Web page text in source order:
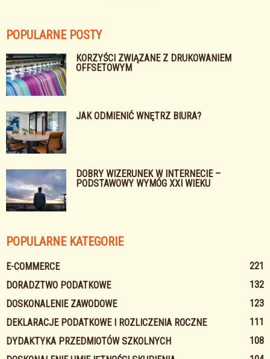
POPULARNE POSTY
KORZYŚCI ZWIĄZANE Z DRUKOWANIEM
OFFSETOWYM
JAK ODMIENIĆ WNĘTRZ BIURA?
DOBRY WIZERUNEK W INTERNECIE –
PODSTAWOWY WYMÓG XXI WIEKU
POPULARNE KATEGORIE
E-COMMERCE
221
DORADZTWO PODATKOWE
132
DOSKONALENIE ZAWODOWE
123
DEKLARACJE PODATKOWE I ROZLICZENIA ROCZNE
111
DYDAKTYKA PRZEDMIOTÓW SZKOLNYCH
108